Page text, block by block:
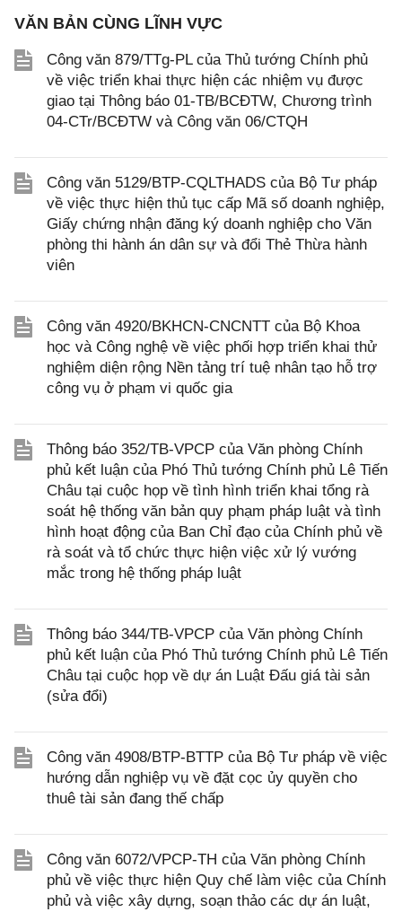
VĂN BẢN CÙNG LĨNH VỰC
Công văn 879/TTg-PL của Thủ tướng Chính phủ
về việc triển khai thực hiện các nhiệm vụ được
giao tại Thông báo 01-TB/BCĐTW, Chương trình
04-CTr/BCĐTW và Công văn 06/CTQH
Công văn 5129/BTP-CQLTHADS của Bộ Tư pháp
về việc thực hiện thủ tục cấp Mã số doanh nghiệp,
Giấy chứng nhận đăng ký doanh nghiệp cho Văn
phòng thi hành án dân sự và đổi Thẻ Thừa hành
viên
Công văn 4920/BKHCN-CNCNTT của Bộ Khoa
học và Công nghệ về việc phối hợp triển khai thử
nghiệm diện rộng Nền tảng trí tuệ nhân tạo hỗ trợ
công vụ ở phạm vi quốc gia
Thông báo 352/TB-VPCP của Văn phòng Chính
phủ kết luận của Phó Thủ tướng Chính phủ Lê Tiến
Châu tại cuộc họp về tình hình triển khai tổng rà
soát hệ thống văn bản quy phạm pháp luật và tình
hình hoạt động của Ban Chỉ đạo của Chính phủ về
rà soát và tổ chức thực hiện việc xử lý vướng
mắc trong hệ thống pháp luật
Thông báo 344/TB-VPCP của Văn phòng Chính
phủ kết luận của Phó Thủ tướng Chính phủ Lê Tiến
Châu tại cuộc họp về dự án Luật Đấu giá tài sản
(sửa đổi)
Công văn 4908/BTP-BTTP của Bộ Tư pháp về việc
hướng dẫn nghiệp vụ về đặt cọc ủy quyền cho
thuê tài sản đang thế chấp
Công văn 6072/VPCP-TH của Văn phòng Chính
phủ về việc thực hiện Quy chế làm việc của Chính
phủ và việc xây dựng, soạn thảo các dự án luật,